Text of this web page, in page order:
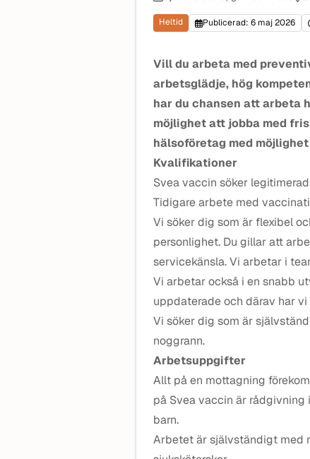
Heltid Publicerad: 6 maj 2026
Vill du arbeta med
arbetsglädje, hög
har du chansen att arbeta
möjlighet att jobba med
hälsoföretag med
Kvalifikationer
Svea vaccin söker
Tidigare arbete med
Vi söker dig som är flexibel
personlighet. Du gillar att
servicekänsla. Vi arbetar i
Vi arbetar också i en snabb
uppdaterade och därav har
Vi söker dig som är
noggrann.
Arbetsuppgifter
Allt på en mottagning
på Svea vaccin är
barn.
Arbetet är självständigt med